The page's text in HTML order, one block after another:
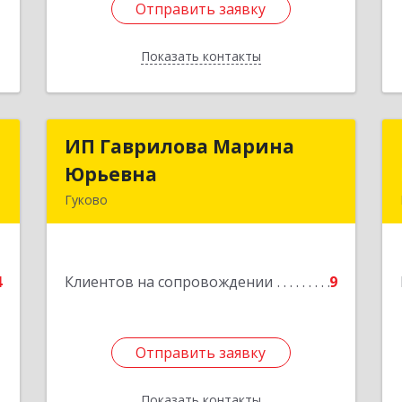
Отправить заявку
Показать контакты
Отправить заявку
Назад
ИП Гаврилова Марина
Юрьевна
Гуково
Клиентов на сопровождении 9
Отправить заявку
ИП Гаврилова Марина
Отправить заявку